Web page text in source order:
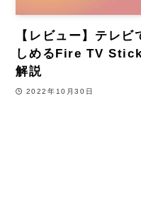
【レビュー】テレ
しめるFire TV
解説
2022年10月30日